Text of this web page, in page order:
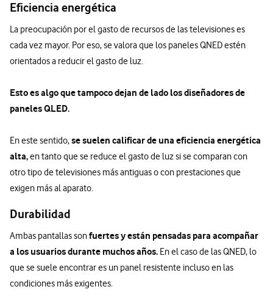
Eficiencia energética
La preocupación por el gasto de recursos de las televisiones es
cada vez mayor. Por eso, se valora que los paneles QNED estén
orientados a reducir el gasto de luz.
Esto es algo que tampoco dejan de lado los diseñadores de
paneles QLED.
En este sentido,se suelen calificar de una eficiencia energética
alta,en tanto que se reduce el gasto de luz si se comparan con
otro tipo de televisiones más antiguas o con prestaciones que
exigen más al aparato.
Durabilidad
Ambas pantallas sonfuertes y están pensadas para acompañar
a los usuarios durante muchos años. En el caso de las QNED, lo
que se suele encontrar es un panel resistente incluso en las
condiciones más exigentes.